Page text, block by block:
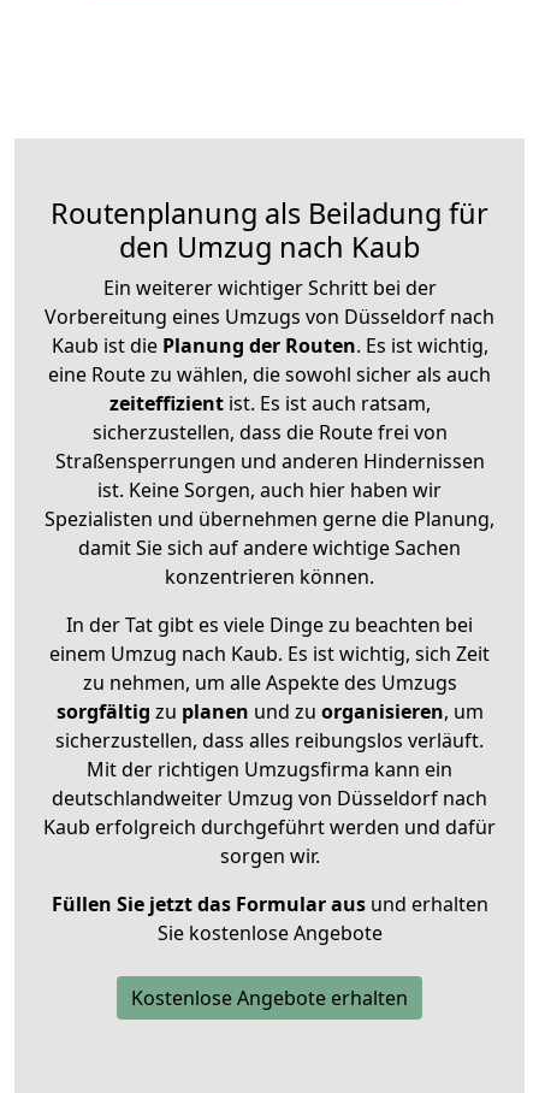
Routenplanung als Beiladung für
den Umzug nach Kaub
Ein weiterer wichtiger Schritt bei der
Vorbereitung eines Umzugs von Düsseldorf nach
Kaub ist diePlanung der Routen. Es ist wichtig,
eine Route zu wählen, die sowohl sicher als auch
zeiteffizientist. Es ist auch ratsam,
sicherzustellen, dass die Route frei von
Straßensperrungen und anderen Hindernissen
ist. Keine Sorgen, auch hier haben wir
Spezialisten und übernehmen gerne die Planung,
damit Sie sich auf andere wichtige Sachen
konzentrieren können.
In der Tat gibt es viele Dinge zu beachten bei
einem Umzug nach Kaub. Es ist wichtig, sich Zeit
zu nehmen, um alle Aspekte des Umzugs
sorgfältig zu planen und zu organisieren, um
sicherzustellen, dass alles reibungslos verläuft.
Mit der richtigen Umzugsfirma kann ein
deutschlandweiter Umzug von Düsseldorf nach
Kaub erfolgreich durchgeführt werden und dafür
sorgen wir.
Füllen Sie jetzt das Formular ausund erhalten
Sie kostenlose Angebote
Kostenlose Angebote erhalten